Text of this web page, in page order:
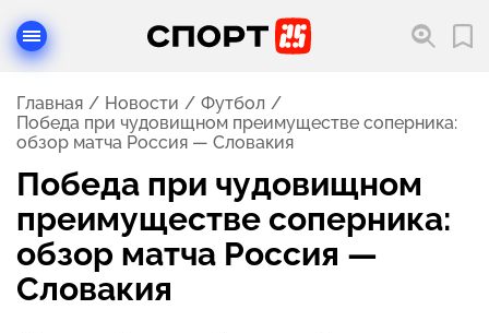
Главная Новости
Футбол
Победа при чудовищном преимуществе соперника:
обзор матча Россия — Словакия
Победа при чудовищном
преимуществе соперника:
обзор матча Россия —
Словакия